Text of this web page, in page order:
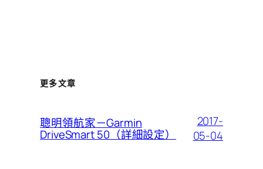
更多文章
聰明領航家－Garmin
DriveSmart 50（詳細設定）
2017-
05-04